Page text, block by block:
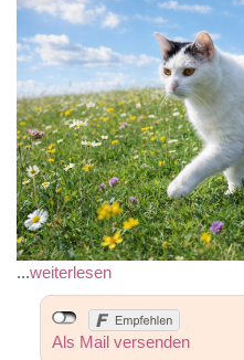
...weiterlesen
Als Mail versenden